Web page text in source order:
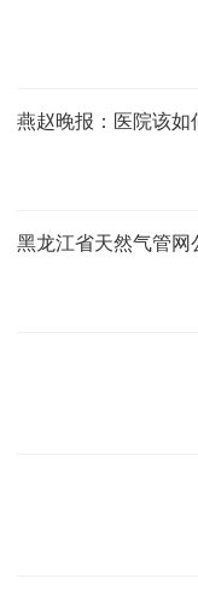
燕赵晚报：医院该如
黑龙江省天然气管网